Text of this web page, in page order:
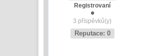
Registrovaní
3 příspěvků(y)
Reputace: 0